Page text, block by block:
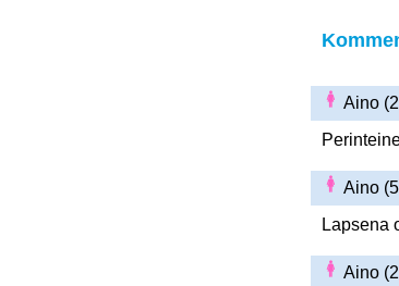
Aino
Aino
Lapsena
Aino